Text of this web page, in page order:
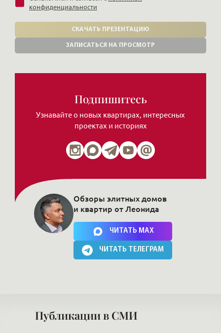
конфиденциальности
СКАЧАТЬ ПРЕЗЕНТАЦИЮ
ЗАПИСАТЬСЯ НА ПРОСМОТР
Подпишитесь
Узнавайте о новых квартирах, интересных
проектах и историях
Нажимая на кнопку, Вы соглашаетесь c политикой сайта
Обзоры элитных домов
и квартир от Леонида
ЧИТАТЬ MAX
ЧИТАТЬ ТЕЛЕГРАМ
Публикации в СМИ